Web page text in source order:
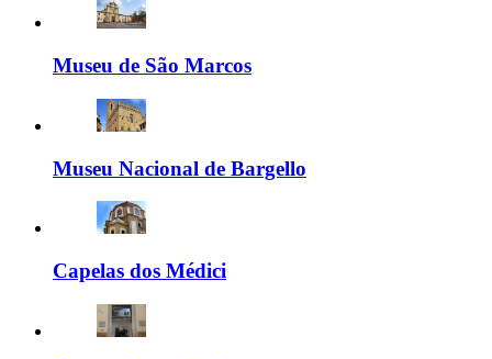
Museu de São Marcos
Museu Nacional de Bargello
Capelas dos Médici